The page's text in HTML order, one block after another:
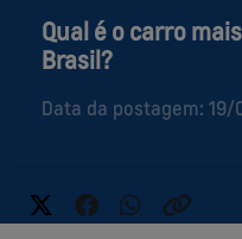
Qual é o carro
Brasil?
Data da postagem: